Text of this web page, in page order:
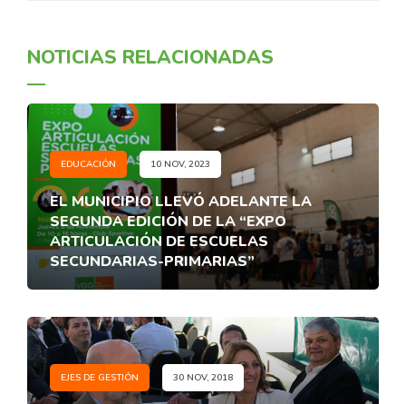
NOTICIAS RELACIONADAS
EDUCACIÓN 10 NOV, 2023
EL MUNICIPIO LLEVÓ ADELANTE LA
SEGUNDA EDICIÓN DE LA “EXPO
ARTICULACIÓN DE ESCUELAS
SECUNDARIAS-PRIMARIAS”
EJES DE GESTIÓN 30 NOV, 2018